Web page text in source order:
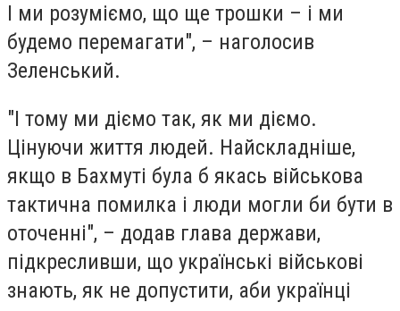
І ми розуміємо, що ще трошки – і ми
будемо перемагати", – наголосив
Зеленський.
"І тому ми діємо так, як ми діємо.
Цінуючи життя людей. Найскладніше,
якщо в Бахмуті була б якась військова
тактична помилка і люди могли би бути в
оточенні", – додав глава держави,
підкресливши, що українські військові
знають, як не допустити, аби українці